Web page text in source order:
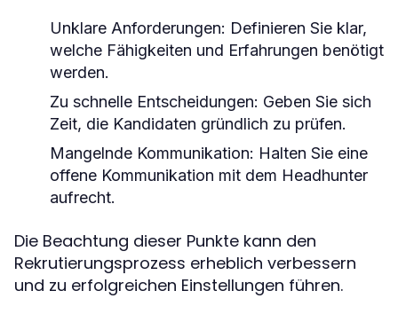
Unklare Anforderungen: Definieren Sie klar,
welche Fähigkeiten und Erfahrungen benötigt
werden.
Zu schnelle Entscheidungen: Geben Sie sich
Zeit, die Kandidaten gründlich zu prüfen.
Mangelnde Kommunikation: Halten Sie eine
offene Kommunikation mit dem Headhunter
aufrecht.
Die Beachtung dieser Punkte kann den
Rekrutierungsprozess erheblich verbessern
und zu erfolgreichen Einstellungen führen.